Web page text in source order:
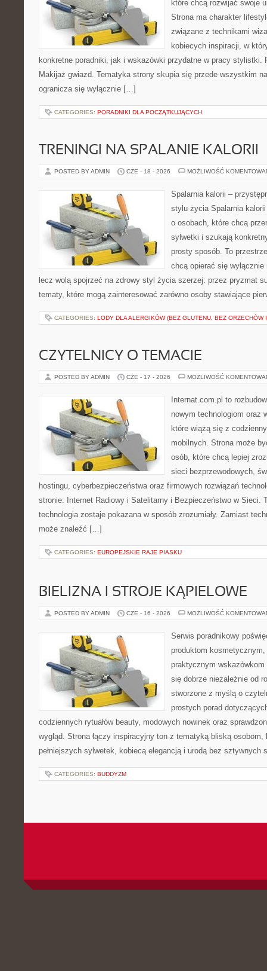
które chcą rozwijać swoje
Strona ma charakter
związane z technikami
kobiecych inspiracji, w
konkretne poradniki, jak i wskazówki przydatne w pracy stylistki.
Makijaż gwiazd. Tematyka strony skupia się przede wszystkim
ogranicza się wyłącznie […]
CATEGORIES: PORADNIKI DLA POCZĄTKUJĄCYCH
TRENINGI NA SPALANIE KALORII
POSTED BY ADMIN CZE - 18 - 2026 MOŻLIWOŚĆ
Spalarnia kalorii –
stylu życia Spalarnia
o osobach, które chcą
sylwetki i szukają
prosty sposób. To
chcą opierać się
lecz wolą spojrzeć na zdrowy styl życia szerzej: przez pryzmat
tematy, które mogą zainteresować zarówno osoby stawiające
CATEGORIES: LODY DLA ALERGIKÓW (BEZ GLUTENU, BEZ ORZECHÓW
CZYTELNICY O TEMACIE
POSTED BY ADMIN CZE - 17 - 2026 MOŻLIWOŚĆ
Internat.com.pl to
nowym technologiom oraz
które wiążą się z
mobilnych. Strona może
osób, które chcą lepiej
sieci bezprzewodowych,
hostingu, cyberbezpieczeństwa oraz firmowych rozwiązań
stronie: Internet Radiowy i Satelitarny i Bezpieczeństwo w Sieci.
technologia zostaje pokazana w sposób zrozumiały. Zamiast
może znaleźć […]
CATEGORIES: EUROPEJSKIE RAJE PIASKU
BIELIZNA I STROJE KĄPIELOWE
POSTED BY ADMIN CZE - 16 - 2026 MOŻLIWOŚĆ
Serwis poradnikowy
produktom
praktycznym
się dobrze niezależnie od
stworzone z myślą o
prostych porad
codziennych rytuałów beauty, modowych nowinek oraz
wygląd. Strona łączy inspiracyjny ton z tematyką bliską
pełniejszych sylwetek, kobiecą elegancją i urodą bez sztywnych
CATEGORIES: BUDDYZM